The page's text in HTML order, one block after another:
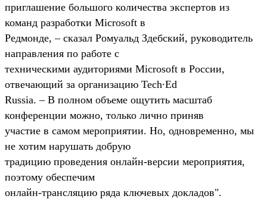
приглашение большого количества экспертов из
команд разработки Microsoft в
Редмонде, – сказал Ромуальд Здебский, руководитель
направления по работе с
техническими аудиториями Microsoft в России,
отвечающий за организацию Tech∙Ed
Russia. – В полном объеме ощутить масштаб
конференции можно, только лично приняв
участие в самом мероприятии. Но, одновременно, мы
не хотим нарушать добрую
традицию проведения онлайн-версии мероприятия,
поэтому обеспечим
онлайн-трансляцию ряда ключевых докладов".